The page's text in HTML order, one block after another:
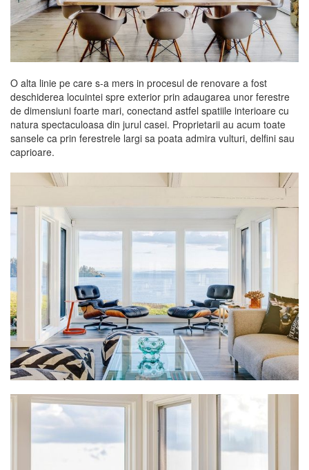
O alta linie pe care s-a mers in procesul de renovare a fost
deschiderea locuintei spre exterior prin adaugarea unor ferestre
de dimensiuni foarte mari, conectand astfel spatiile interioare cu
natura spectaculoasa din jurul casei. Proprietarii au acum toate
sansele ca prin ferestrele largi sa poata admira vulturi, delfini sau
caprioare.